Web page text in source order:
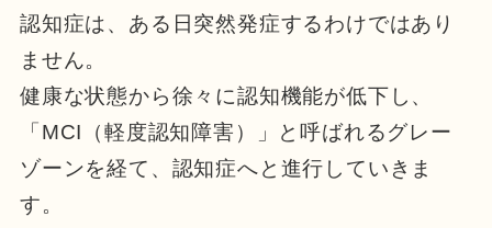
認知症は、ある日突然発症するわけではあり
ません。
健康な状態から徐々に認知機能が低下し、
「MCI（軽度認知障害）」と呼ばれるグレー
ゾーンを経て、認知症へと進行していきま
す。